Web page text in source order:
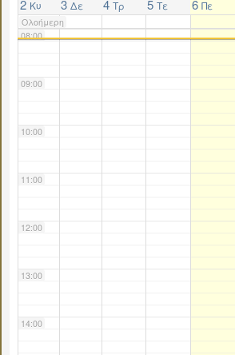
2 Κυ 3 Δε 4 Τρ 5 Τε 6 Πε
Ολοήμερη
08:00
09:00
10:00
11:00
12:00
13:00
14:00